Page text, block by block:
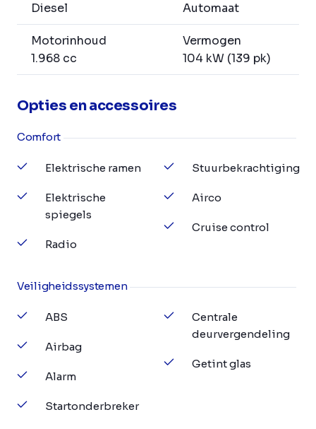
Diesel
Automaat
Motorinhoud
1.968 cc
Vermogen
104 kW (139 pk)
Opties en accessoires
Comfort
Elektrische ramen
Elektrische
spiegels
Radio
Stuurbekrachtiging
Airco
Cruise control
Veiligheidssystemen
ABS
Airbag
Alarm
Startonderbreker
Centrale
deurvergendeling
Getint glas